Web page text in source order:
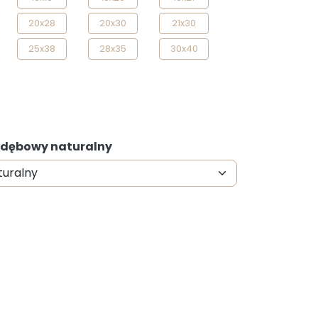
20x28 20x30
21x30
25x38 28x35 30x40
dębowy naturalny